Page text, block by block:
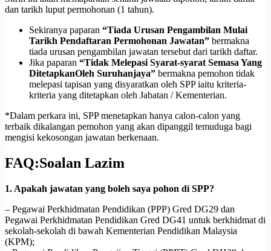
dan tarikh luput permohonan (1 tahun).
Sekiranya paparan “Tiada Urusan Pengambilan Mulai
Tarikh Pendaftaran Permohonan Jawatan” bermakna
tiada urusan pengambilan jawatan tersebut dari tarikh daftar.
Jika paparan “Tidak Melepasi Syarat-syarat Semasa Yang
DitetapkanOleh Suruhanjaya” bermakna pemohon tidak
melepasi tapisan yang disyaratkan oleh SPP iaitu kriteria-
kriteria yang ditetapkan oleh Jabatan / Kementerian.
*Dalam perkara ini, SPP menetapkan hanya calon-calon yang
terbaik dikalangan pemohon yang akan dipanggil temuduga bagi
mengisi kekosongan jawatan berkenaan.
FAQ:Soalan Lazim
1. Apakah jawatan yang boleh saya pohon di SPP?
– Pegawai Perkhidmatan Pendidikan (PPP) Gred DG29 dan
Pegawai Perkhidmatan Pendidikan Gred DG41 untuk berkhidmat di
sekolah-sekolah di bawah Kementerian Pendidikan Malaysia
(KPM);